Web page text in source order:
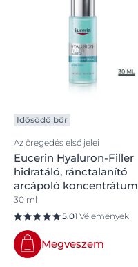
Idősödő bőr
Az öregedés első jelei
Eucerin Hyaluron-Filler
hidratáló, ránctalanító
arcápoló koncentrátum
30 ml
5.01 Vélemények
Megveszem